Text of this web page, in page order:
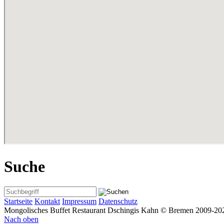
Suche
Startseite Kontakt Impressum Datenschutz
Mongolisches Buffet Restaurant Dschingis Kahn © Bremen 2009-
Nach oben